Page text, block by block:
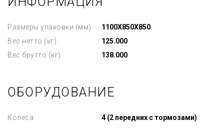
Размеры упаковки (мм)
1100X850X850
Вес нетто (кг)
125.000
Вес брутто (кг)
138.000
ОБОРУДОВАНИЕ
Колеса 4 (2 передних с тормозами)